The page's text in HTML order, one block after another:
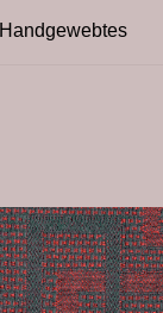
Handgewebtes